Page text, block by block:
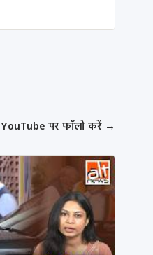
YouTube पर फॉलो करें →